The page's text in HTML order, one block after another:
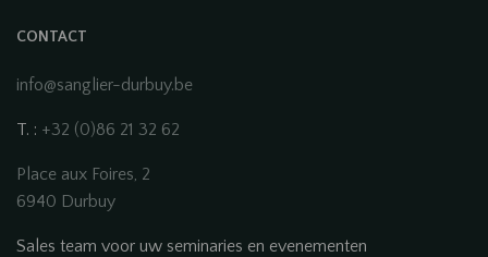
CONTACT
info@sanglier-durbuy.be
T. : +32 (0)86 21 32 62
Place aux Foires, 2
6940 Durbuy
Sales team voor uw seminaries en evenementen